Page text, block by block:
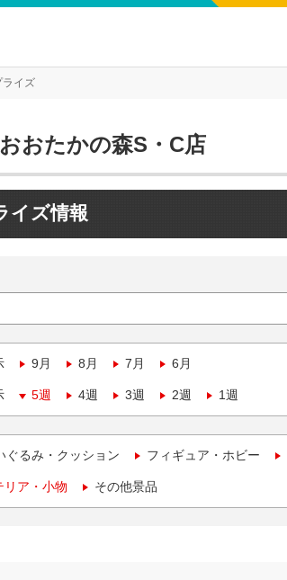
ライズ
おたかの森S・C店
イズ情報
9月 8月 7月 6月
5週 4週 3週 2週 1週
ぐるみ・クッション フィギュア・ホビー
リア・小物 その他景品